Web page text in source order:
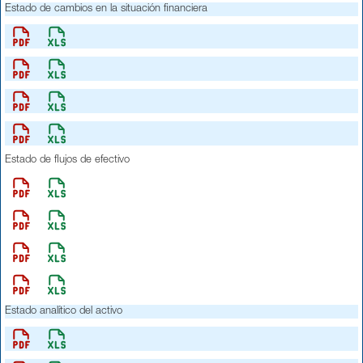
Estado de cambios en la situación financiera
Estado de flujos de efectivo
Estado analítico del activo